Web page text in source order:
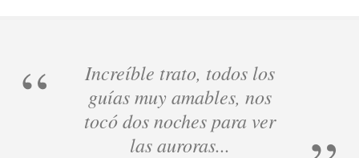
Increíble trato, todos los
guías muy amables, nos
tocó dos noches para ver
las auroras...